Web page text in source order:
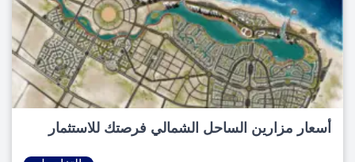
أسعار مزارين الساحل الشمالي فرصتك للاستثمار